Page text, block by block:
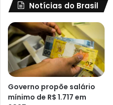
Notícias do Brasil
Governo propõe salário
mínimo de R$ 1.717 em